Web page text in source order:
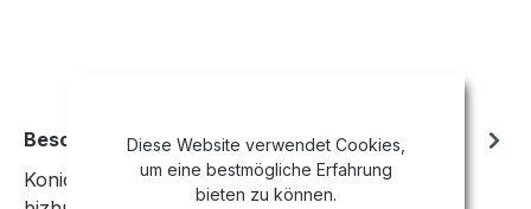
Beschreibung
Konica Minolta bizhub C 3350 i|Konica Minolta
Diese Website verwendet Cookies,
um eine bestmögliche Erfahrung
bieten zu können.